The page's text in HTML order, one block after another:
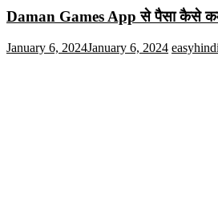
Daman Games App से पैसा कैसे
January 6, 2024January 6, 2024